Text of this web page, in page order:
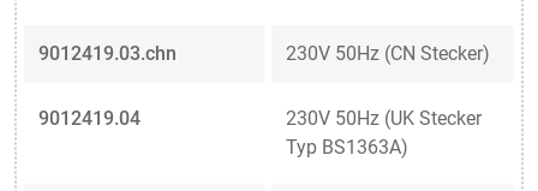
9012419.03.chn 230V 50Hz (CN Stecker)
9012419.04
230V 50Hz (UK Stecker
Typ BS1363A)